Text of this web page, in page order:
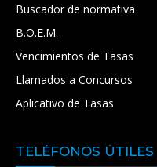
Buscador de normativa
B.O.E.M.
Vencimientos de Tasas
Llamados a Concursos
Aplicativo de Tasas
TELÉFONOS ÚTILES